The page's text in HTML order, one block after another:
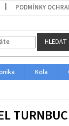
PODMÍNKY
HLEDAT
Kola